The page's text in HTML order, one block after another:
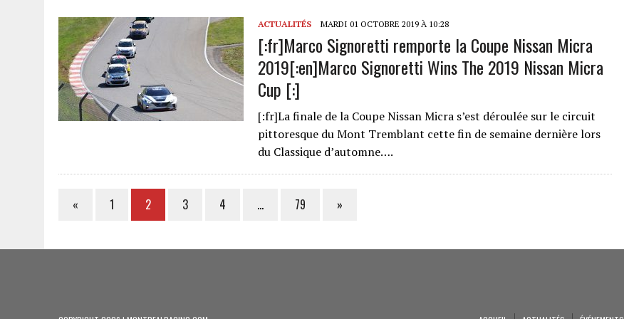
ACTUALITÉS MARDI 01 OCTOBRE 2019 À 10:28
[:fr]Marco Signoretti remporte la Coupe Nissan Micra
2019[:en]Marco Signoretti Wins The 2019 Nissan Micra
Cup [:]
[:fr]La finale de la Coupe Nissan Micra s’est déroulée sur le circuit
pittoresque du Mont Tremblant cette fin de semaine dernière lors
du Classique d’automne….
« 1 2 3 4 … 79 »